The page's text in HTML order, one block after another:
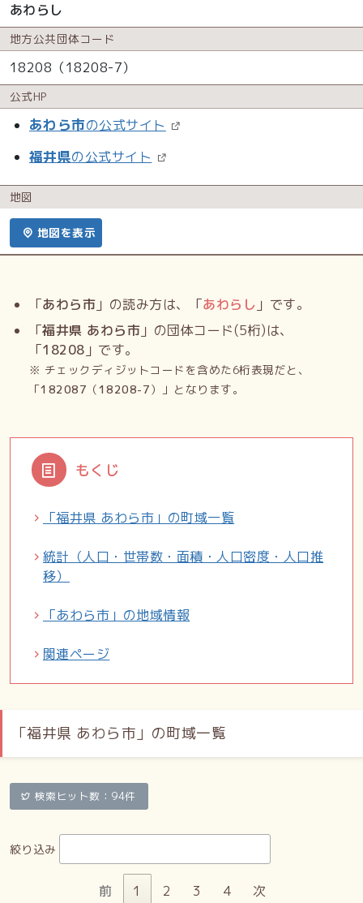
あわらし
地方公共団体コード
18208（18208-7）
公式HP
あわら市の公式サイト
福井県の公式サイト
地図
地図を表示
「あわら市 」の読み方は、「あわらし 」です。
「福井県 あわら市 」の団体コード(5桁)は、
「18208 」です。
※ チェックディジットコードを含めた6桁表現だと、
「182087 （18208-7）」となります。
もくじ
「福井県 あわら市」の町域一覧
統計（人口・世帯数・面積・人口密度・人口推
移）
「あわら市」の地域情報
関連ページ
「福井県 あわら市」の町域一覧
検索ヒット数：94件
絞り込み
前 1 2 3 4 次